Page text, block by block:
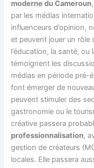
moderne du Cameroun
par les médias
influenceurs d’opinion,
et peuvent jouer un
l’éducation, la santé,
témoignent les
médias en période pré-
font émerger de
peuvent stimuler des
gastronomie ou le
créative passera
professionnalisation,
gestion de créateurs
locales. Elle passera